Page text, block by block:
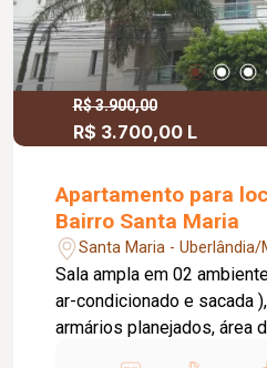
R$ 3.900,00
R$ 3.700,00 L
Apartamento para
Bairro Santa Maria
Santa Maria - Uberlândia/
Sala ampla em 02
ar-condicionado e sacada
armários planejados, área